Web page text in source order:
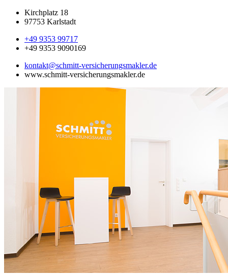
Kirchplatz 18
97753 Karlstadt
+49 9353 99717
+49 9353 9090169
kontakt@schmitt-versicherungsmakler.de
www.schmitt-versicherungsmakler.de